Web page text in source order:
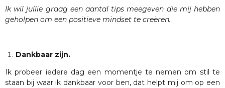
Ik wil jullie graag een aantal tips meegeven die mij hebben
geholpen om een positieve mindset te creëren.
Dankbaar zijn.
Ik probeer iedere dag een momentje te nemen om stil te
staan bij waar ik dankbaar voor ben, dat helpt mij om op een